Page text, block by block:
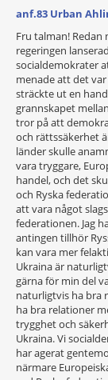
anf.83 Urban
Fru talman!
regeringen
socialdemokrater
menade att det
sträckte ut en
grannskapet
tror på att
och rättssäkerhet
länder skulle
vara tryggare,
handel, och det
och Ryska
att vara något
federationen. Jag
antingen tillhör
kan vara mer
Ukraina är
gärna för min del
naturligtvis ha bra
ha bra relationer
trygghet och
Ukraina. Vi
har agerat
närmare